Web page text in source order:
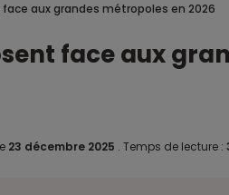
aux grandes métropoles en 2026
face aux
23 décembre 2025 . Temps de lecture :